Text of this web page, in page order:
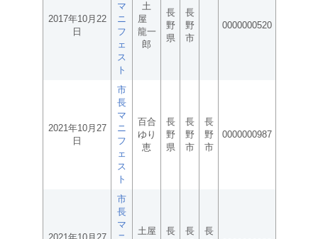
2017年10月22
日
マ
ニ
フ
ェ
ス
ト
土
屋
龍一
郎
長
野
県
長
野
市
0000000520
2021年10月27
日
市
長
マ
ニ
フ
ェ
ス
ト
百合
ゆり
恵
長
野
県
長
野
市
長
野
市
0000000987
市
長
マ
土屋
長
長
長